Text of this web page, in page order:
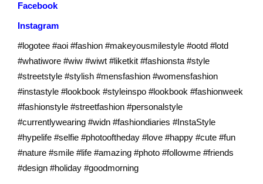
Facebook
Instagram
#logotee #aoi #fashion #makeyousmilestyle #ootd #lotd
#whatiwore #wiw #wiwt #liketkit #fashionsta #style
#streetstyle #stylish #mensfashion #womensfashion
#instastyle #lookbook #styleinspo #lookbook #fashionweek
#fashionstyle #streetfashion #personalstyle
#currentlywearing #widn #fashiondiaries #InstaStyle
#hypelife #selfie #photooftheday #love #happy #cute #fun
#nature #smile #life #amazing #photo #followme #friends
#design #holiday #goodmorning